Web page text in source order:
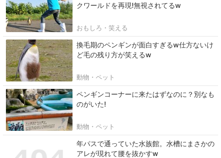
クワールドを再現!無視されてるw
おもしろ・笑える
換毛期のペンギンが面白すぎるw仕方ないけ
ど毛の残り方が笑えるw
動物・ペット
ペンギンコーナーに来たはずなのに？別なも
のがいた!
動物・ペット
年パスで通っていた水族館。水槽にまさかの
アレが現れて腰を抜かすw